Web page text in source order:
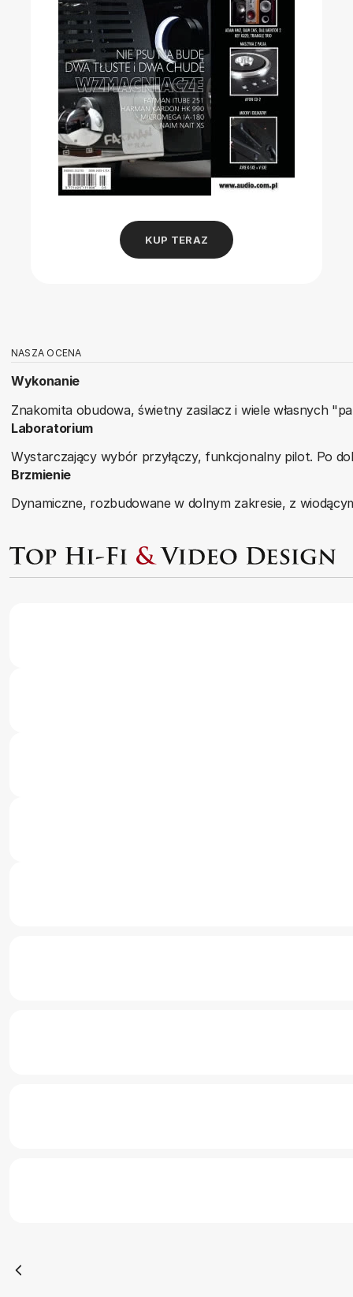
KUP TERAZ
NASZA OCENA
Wykonanie
Znakomita obudowa, świetny zasilacz i wiele własnych
Laboratorium
Wystarczający wybór przyłączy, funkcjonalny pilot. Po
Brzmienie
Dynamiczne, rozbudowane w dolnym zakresie, z